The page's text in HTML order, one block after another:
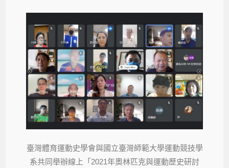
臺灣體育運動史學會與國立臺灣師範大學運動競技學
系共同舉辦線上「2021年奧林匹克與運動歷史研討